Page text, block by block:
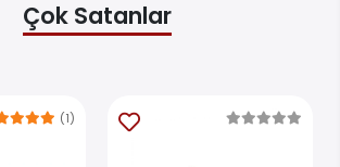
Çok Satanlar
(1)